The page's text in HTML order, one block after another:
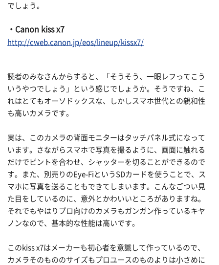
でしょう。
・Canon kiss x7
http://cweb.canon.jp/eos/lineup/kissx7/
読者のみなさんからすると、「そうそう、一眼レフってこう
いうやつでしょう」という感じでしょうか。そうですね、こ
れはとてもオーソドックスな、しかしスマホ世代との親和性
も高いカメラです。
実は、このカメラの背面モニターはタッチパネル式になって
います。さながらスマホで写真を撮るように、画面に触れる
だけでピントを合わせ、シャッターを切ることができるので
す。また、別売りのEye-FiというSDカードを使うことで、ス
マホに写真を送ることもできてしまいます。こんなごつい見
た目をしているのに、意外とかわいいところがありますね。
それでもやはりプロ向けのカメラもガンガン作っているキヤ
ノンなので、基本的な性能は高いです。
このkiss x7はメーカーも初心者を意識して作っているので、
カメラそのもののサイズもプロユースのものよりは小さめに